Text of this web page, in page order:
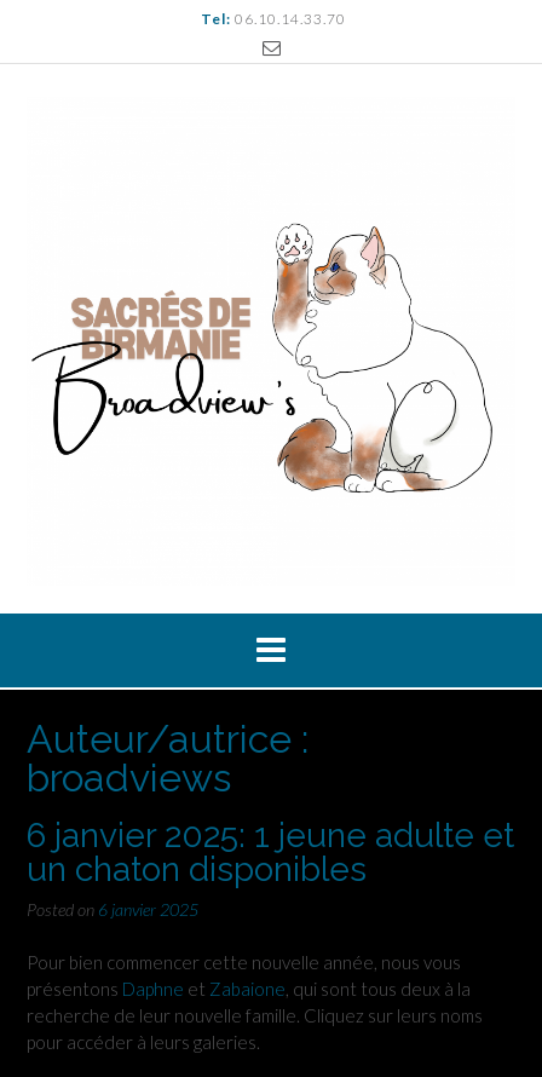
Tel: 06.10.14.33.70
Auteur/autrice :
broadviews
6 janvier 2025: 1 jeune adulte et
un chaton disponibles
Posted on 6 janvier 2025
Pour bien commencer cette nouvelle année, nous vous
présentons Daphne et Zabaione , qui sont tous deux à la
recherche de leur nouvelle famille. Cliquez sur leurs noms
pour accéder à leurs galeries.